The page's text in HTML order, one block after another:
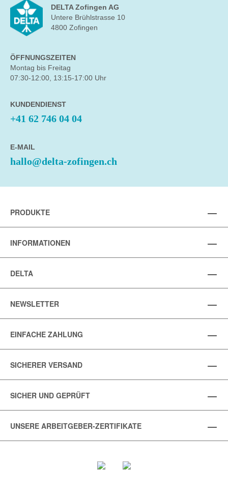
DELTA Zofingen AG
Untere Brühlstrasse 10
4800 Zofingen
ÖFFNUNGSZEITEN
Montag bis Freitag
07:30-12:00, 13:15-17:00 Uhr
KUNDENDIENST
+41 62 746 04 04
E-MAIL
hallo@delta-zofingen.ch
PRODUKTE
INFORMATIONEN
DELTA
NEWSLETTER
EINFACHE ZAHLUNG
SICHERER VERSAND
SICHER UND GEPRÜFT
UNSERE ARBEITGEBER-ZERTIFIKATE